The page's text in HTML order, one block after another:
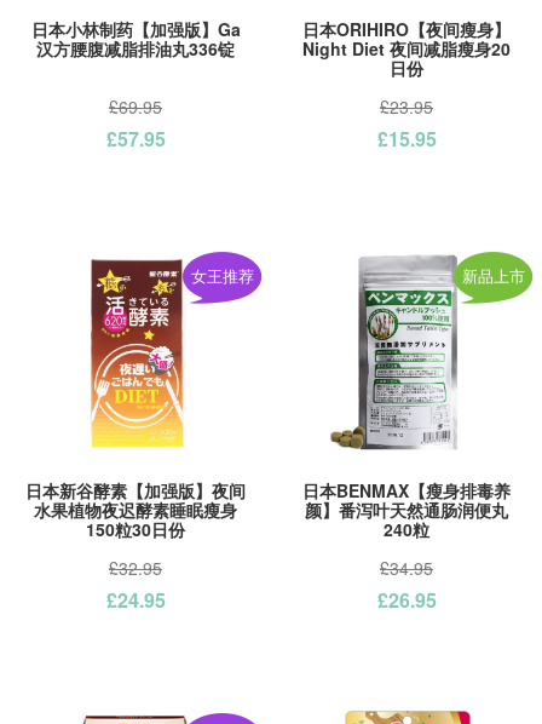
日本小林制药【加强版】Ga
汉方腰腹减脂排油丸336锭
£69.95
£57.95
日本ORIHIRO【夜间瘦身】
Night Diet 夜间减脂瘦身20
日份
£23.95
£15.95
日本新谷酵素【加强版】夜间
水果植物夜迟酵素睡眠瘦身
150粒30日份
女王推荐
£32.95
£24.95
日本BENMAX【瘦身排毒养
颜】番泻叶天然通肠润便丸
240粒
新品上市
£34.95
£26.95